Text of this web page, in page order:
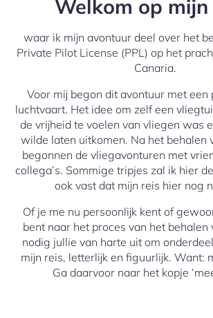
Welkom op
waar ik mijn avontuur deel over het
Private Pilot License (PPL) op het
Canaria.
Voor mij begon dit avontuur met een
luchtvaart. Het idee om zelf een
de vrijheid te voelen van vliegen was
wilde laten uitkomen. Na het behalen
begonnen de vliegavonturen met
collega’s. Sommige tripjes zal ik hier
ook vast dat mijn reis hier nog
Of je me nu persoonlijk kent of
bent naar het proces van het behalen
nodig jullie van harte uit om
mijn reis, letterlijk en figuurlijk. Want:
Ga daarvoor naar het kopje